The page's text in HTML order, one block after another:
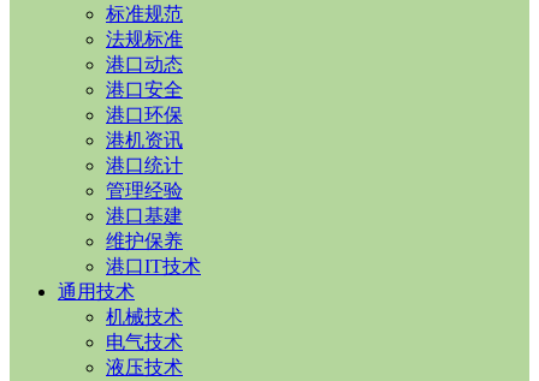
标准规范
法规标准
港口动态
港口安全
港口环保
港机资讯
港口统计
管理经验
港口基建
维护保养
港口IT技术
通用技术
机械技术
电气技术
液压技术